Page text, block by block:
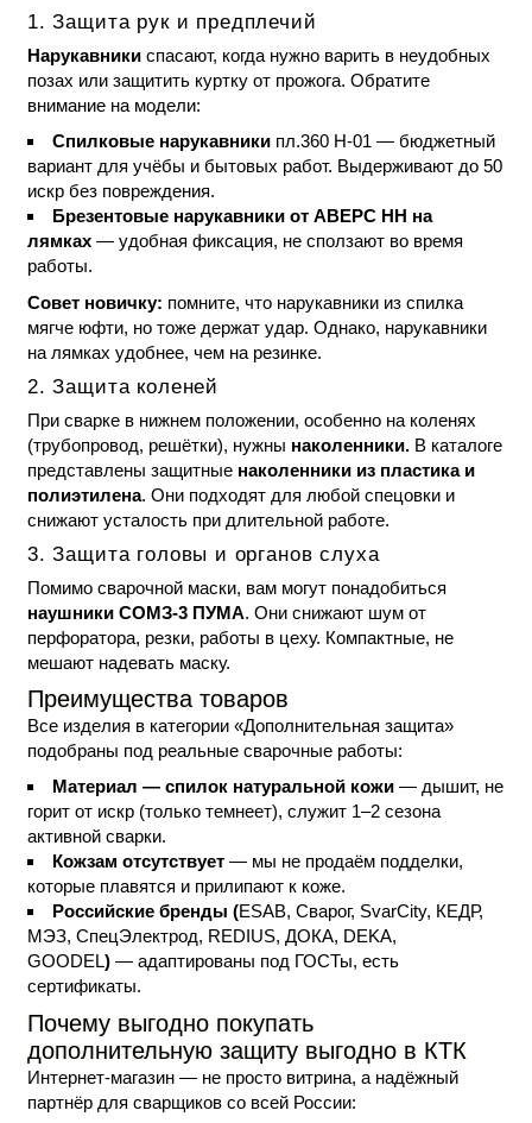
1. Защита рук и предплечий
Нарукавники спасают, когда нужно варить в неудобных
позах или защитить куртку от прожога. Обратите
внимание на модели:
Спилковые нарукавники пл.360 Н-01 — бюджетный
вариант для учёбы и бытовых работ. Выдерживают до 50
искр без повреждения.
Брезентовые нарукавники от АВЕРС НН на
лямках — удобная фиксация, не сползают во время
работы.
Совет новичку: помните, что нарукавники из спилка
мягче юфти, но тоже держат удар. Однако, нарукавники
на лямках удобнее, чем на резинке.
2. Защита коленей
При сварке в нижнем положении, особенно на коленях
(трубопровод, решётки), нужны наколенники. В каталоге
представлены защитные наколенники из пластика и
полиэтилена. Они подходят для любой спецовки и
снижают усталость при длительной работе.
3. Защита головы и органов слуха
Помимо сварочной маски, вам могут понадобиться
наушники СОМЗ-3 ПУМА. Они снижают шум от
перфоратора, резки, работы в цеху. Компактные, не
мешают надевать маску.
Преимущества товаров
Все изделия в категории «Дополнительная защита»
подобраны под реальные сварочные работы:
Материал — спилок натуральной кожи — дышит, не
горит от искр (только темнеет), служит 1–2 сезона
активной сварки.
Кожзам отсутствует — мы не продаём подделки,
которые плавятся и прилипают к коже.
Российские бренды (ESAB, Сварог, SvarCity, КЕДР,
МЭЗ, СпецЭлектрод, REDIUS, ДОКА, DEKA,
GOODEL) — адаптированы под ГОСТы, есть
сертификаты.
Почему выгодно покупать
дополнительную защиту выгодно в КТК
Интернет-магазин — не просто витрина, а надёжный
партнёр для сварщиков со всей России: